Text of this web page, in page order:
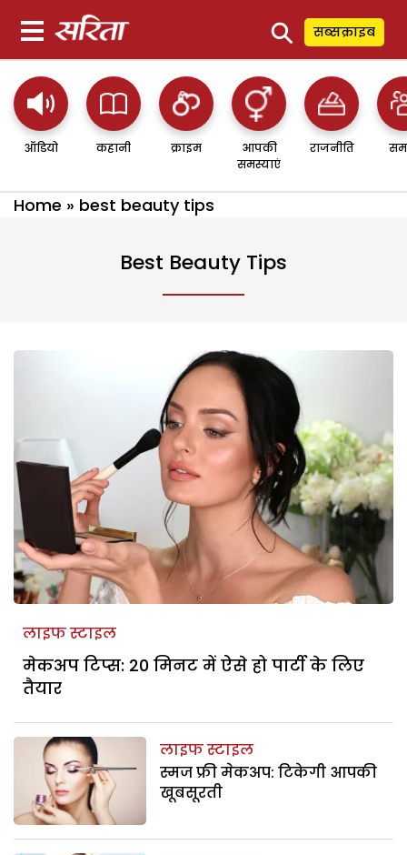
⚲ सब्सक्राइब
ऑडियो कहानी क्राइम
आपकी
समस्याएं
राजनीति
Home » best beauty tips
Best Beauty Tips
लाइफ स्टाइल
मेकअप टिप्स: 20 मिनट में ऐसे हो पार्टी के लिए
तैयार
लाइफ स्टाइल
स्मज फ्री मेकअप: टिकेगी आपकी
खूबसूरती